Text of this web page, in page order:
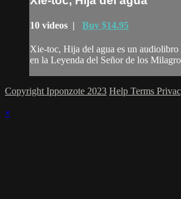
10 videos | Buy $14.95
Xie-toc, Hija del agua es un
en la Leyenda del Señor de los
Copyright Ipponzote 2023 Help Terms
×